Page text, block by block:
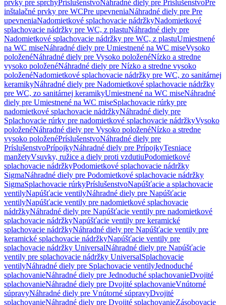
prvky pre sprchyPríslušenstvoNáhradné diely pre PríslušenstvoPre
inštalačné prvky pre WCPre upevneniaNáhradné diely pre Pre
upevneniaNadomietkové splachovacie nádržkyNadomietkové
splachovacie nádržky pre WC, z plastuNáhradné diely pre
Nadomietkové splachovacie nádržky pre WC, z plastuUmiestnené
na WC miseNáhradné diely pre Umiestnené na WC miseVysoko
položenéNáhradné diely pre Vysoko položenéNízko a stredne
vysoko položenéNáhradné diely pre Nízko a stredne vysoko
položenéNadomietkové splachovacie nádržky pre WC, zo sanitárnej
keramikyNáhradné diely pre Nadomietkové splachovacie nádržky
pre WC, zo sanitárnej keramikyUmiestnené na WC miseNáhradné
diely pre Umiestnené na WC miseSplachovacie rúrky pre
nadomietkové splachovacie nádržkyNáhradné diely pre
Splachovacie rúrky pre nadomietkové splachovacie nádržkyVysoko
položenéNáhradné diely pre Vysoko položenéNízko a stredne
vysoko položenéPríslušenstvoNáhradné diely pre
PríslušenstvoPrípojkyNáhradné diely pre PrípojkyTesniace
manžetyVsuvky, ružice a diely proti vzdutiuPodomietkové
splachovacie nádržkyPodomietkové splachovacie nádržky
SigmaNáhradné diely pre Podomietkové splachovacie nádržky
SigmaSplachovacie rúrkyPríslušenstvoNapúšťacie a splachovacie
ventilyNapúšťacie ventilyNáhradné diely pre Napúšťacie
ventilyNapúšťacie ventily pre nadomietkové splachovacie
nádržkyNáhradné diely pre Napúšťacie ventily pre nadomietkové
splachovacie nádržkyNapúšťacie ventily pre keramické
splachovacie nádržkyNáhradné diely pre Napúšťacie ventily pre
keramické splachovacie nádržkyNapúšťacie ventily pre
splachovacie nádržky UniversalNáhradné diely pre Napúšťacie
ventily pre splachovacie nádržky UniversalSplachovacie
ventilyNáhradné diely pre Splachovacie ventilyJednoduché
splachovanieNáhradné diely pre Jednoduché splachovanieDvojité
splachovanieNáhradné diely pre Dvojité splachovanieVnútorné
súpravyNáhradné diely pre Vnútorné súpravyDvojité
splachovanieNáhradné diely pre Dvojité splachovanieZásobovacie